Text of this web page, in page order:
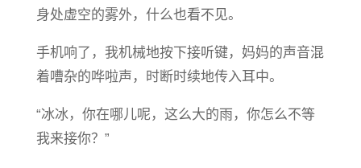
身处虚空的雾外，什么也看不见。
手机响了，我机械地按下接听键，妈妈的声音混
着嘈杂的哗啦声，时断时续地传入耳中。
“冰冰，你在哪儿呢，这么大的雨，你怎么不等
我来接你？”